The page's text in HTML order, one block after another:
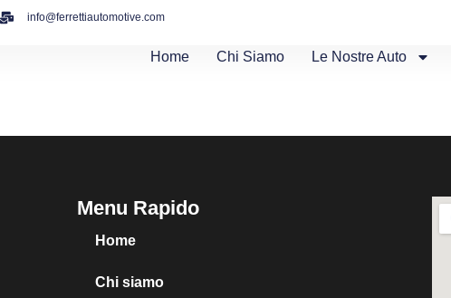
info@ferrettiautomotive.com
Home Chi Siamo Le Nostre Auto
Menu Rapido
Home
Chi siamo